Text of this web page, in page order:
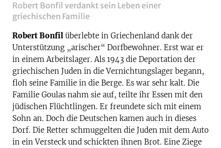
Robert Bonfil verdankt sein Leben einer
griechischen Familie
Robert Bonfil überlebte in Griechenland dank der
Unterstützung „arischer“ Dorfbewohner. Erst war er
in einem Arbeitslager. Als 1943 die Deportation der
griechischen Juden in die Vernichtungslager begann,
floh seine Familie in die Berge. Es war sehr kalt. Die
Familie Goulas nahm sie auf, teilte ihr Essen mit den
jüdischen Flüchtlingen. Er freundete sich mit einem
Sohn an. Doch die Deutschen kamen auch in dieses
Dorf. Die Retter schmuggelten die Juden mit dem Auto
in ein Versteck und schickten ihnen Brot. Eine Ziege